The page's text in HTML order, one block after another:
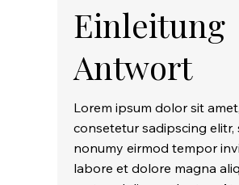
Einleitung
Antwort
Lorem ipsum dolor sit amet,
consetetur sadipscing elitr,
nonumy eirmod tempor
labore et dolore magna